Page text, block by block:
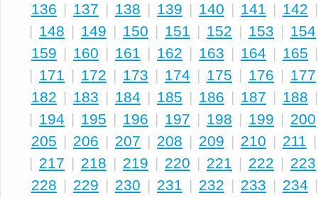
136 | 137 | 138 | 139 | 140 | 141 | 142
| 148 | 149 | 150 | 151 | 152 | 153 | 154
159 | 160 | 161 | 162 | 163 | 164 | 165
| 171 | 172 | 173 | 174 | 175 | 176 | 177
182 | 183 | 184 | 185 | 186 | 187 | 188
| 194 | 195 | 196 | 197 | 198 | 199 | 200
205 | 206 | 207 | 208 | 209 | 210 | 211
| 217 | 218 | 219 | 220 | 221 | 222 | 223
228 | 229 | 230 | 231 | 232 | 233 | 234